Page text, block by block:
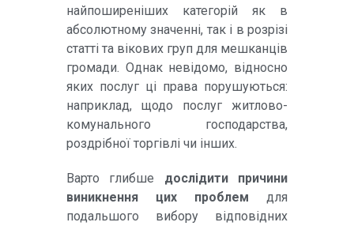
найпоширеніших категорій як в
абсолютному значенні, так і в розрізі
статті та вікових груп для мешканців
громади. Однак невідомо, відносно
яких послуг ці права порушуються:
наприклад, щодо послуг житлово-
комунального господарства,
роздрібної торгівлі чи інших.
Варто глибше дослідити причини
виникнення цих проблем для
подальшого вибору відповідних